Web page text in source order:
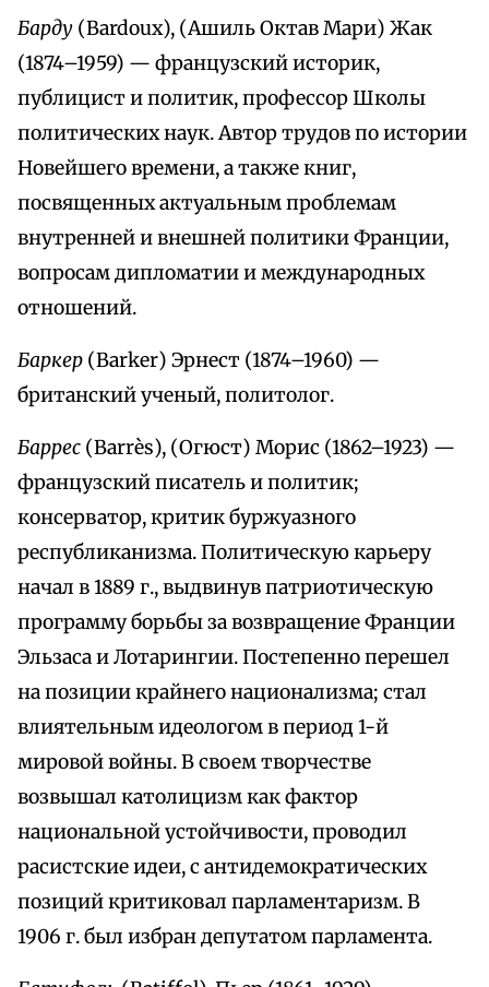
Барду (Bardoux), (Ашиль Октав Мари) Жак
(1874–1959) — французский историк,
публицист и политик, профессор Школы
политических наук. Автор трудов по истории
Новейшего времени, а также книг,
посвященных актуальным проблемам
внутренней и внешней политики Франции,
вопросам дипломатии и международных
отношений.
Баркер (Barker) Эрнест (1874–1960) —
британский ученый, политолог.
Баррес (Barrès), (Огюст) Морис (1862–1923) —
французский писатель и политик;
консерватор, критик буржуазного
республиканизма. Политическую карьеру
начал в 1889 г., выдвинув патриотическую
программу борьбы за возвращение Франции
Эльзаса и Лотарингии. Постепенно перешел
на позиции крайнего национализма; стал
влиятельным идеологом в период 1-й
мировой войны. В своем творчестве
возвышал католицизм как фактор
национальной устойчивости, проводил
расистские идеи, с антидемократических
позиций критиковал парламентаризм. В
1906 г. был избран депутатом парламента.